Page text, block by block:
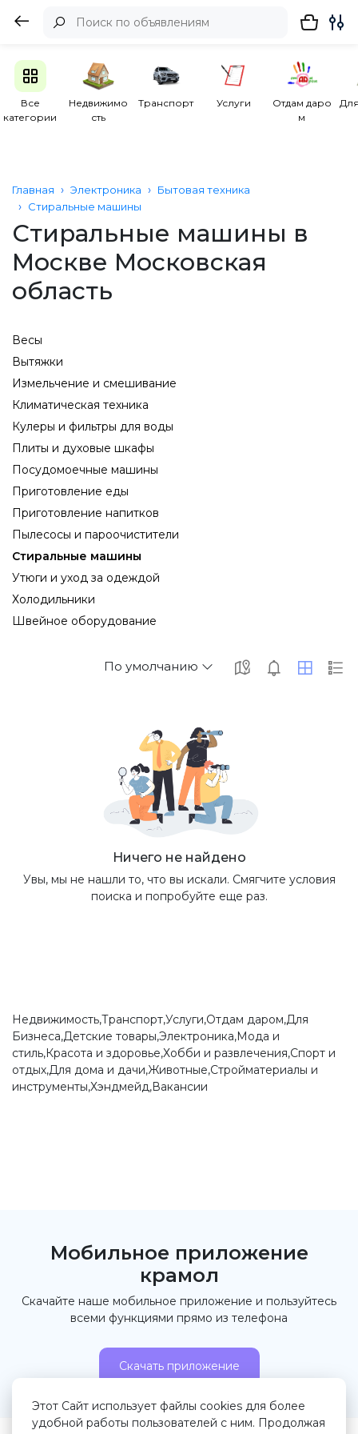
Все
категории
Недвижимо
сть
Транспорт Услуги
Отдам даро
м
Главная Электроника
Бытовая техника
Стиральные машины
Стиральные машины в
Москве Московская
область
Весы
Вытяжки
Измельчение и смешивание
Климатическая техника
Кулеры и фильтры для воды
Плиты и духовые шкафы
Посудомоечные машины
Приготовление еды
Приготовление напитков
Пылесосы и пароочистители
Стиральные машины
Утюги и уход за одеждой
Холодильники
Швейное оборудование
По умолчанию
Ничего не найдено
Увы, мы не нашли то, что вы искали. Смягчите условия
поиска и попробуйте еще раз.
Недвижимость,Транспорт,Услуги,Отдам даром,Для
Бизнеса,Детские товары,Электроника,Мода и
стиль,Красота и здоровье,Хобби и развлечения,Спорт и
отдых,Для дома и дачи,Животные,Стройматериалы и
инструменты,Хэндмейд,Вакансии
Этот Сайт использует файлы cookies для более
удобной работы пользователей с ним. Продолжая
Мобильное приложение
крамол
Скачайте наше мобильное приложение и пользуйтесь
всеми функциями прямо из телефона
Скачать приложение